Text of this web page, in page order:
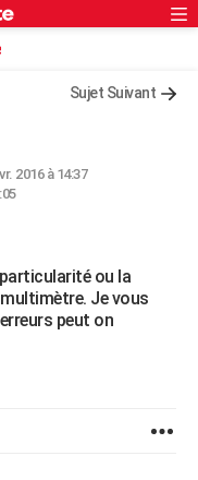
Sujet Suivant
2016 à 14:37
ou la
Je vous
peut on